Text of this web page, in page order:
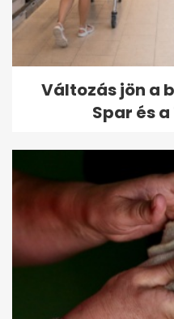
Változás jön a
Spar és a